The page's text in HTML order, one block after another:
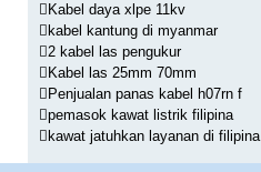
Kabel daya xlpe 11kv
kabel kantung di myanmar
2 kabel las pengukur
Kabel las 25mm 70mm
Penjualan panas kabel h07rn f
pemasok kawat listrik filipina
kawat jatuhkan layanan di filipina